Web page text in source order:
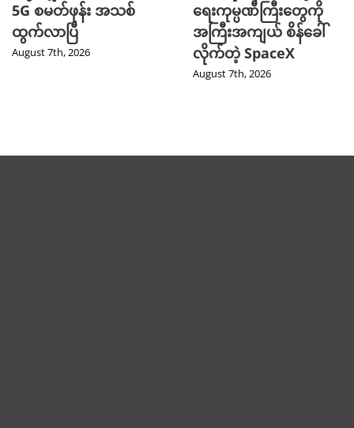
5G စမတ်ဖုန်း အသစ်
ထွက်လာပြီ
August 7th, 2026
ရေးကုမ္ပဏီကြီးတွေကို
အကြီးအကျယ် စိန်ခေါ်
လိုက်တဲ့ SpaceX
August 7th, 2026